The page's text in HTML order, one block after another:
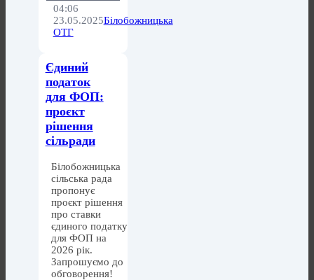
04:06
23.05.2025Білобожницька
ОТГ
Єдиний
податок
для ФОП:
проєкт
рішення
сільради
Білобожницька
сільська рада
пропонує
проєкт рішення
про ставки
єдиного податку
для ФОП на
2026 рік.
Запрошуємо до
обговорення!